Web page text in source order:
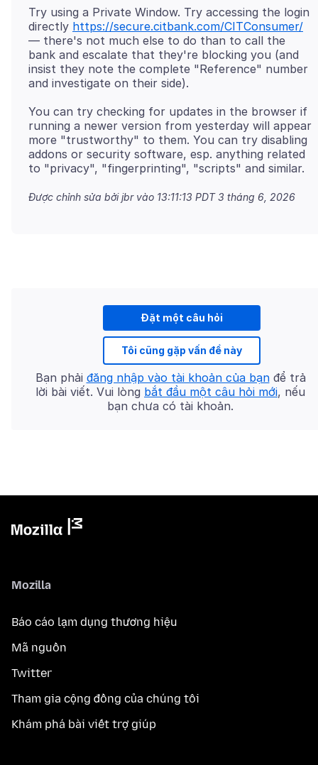
Try using a Private Window. Try accessing the login
directly https://secure.citbank.com/CITConsumer/
— there's not much else to do than to call the
bank and escalate that they're blocking you (and
insist they note the complete "Reference" number
You can try checking for updates in the browser if
running a newer version from yesterday will appear
more "trustworthy" to them. You can try disabling
addons or security software, esp. anything related
Được chỉnh sửa bởi jbr vào 13:11:13 PDT 3 tháng 6, 2026
Đặt một câu hỏi
Tôi cũng gặp vấn đề này
Bạn phải đăng nhập vào tài khoản của bạnđể trả
lời bài viết. Vui lòng bắt đầu một câu hỏi mới, nếu
bạn chưa có tài khoản.
Mozilla
Báo cáo lạm dụng thương hiệu
Mã nguồn
Twitter
Tham gia cộng đồng của chúng tôi
Khám phá bài viết trợ giúp